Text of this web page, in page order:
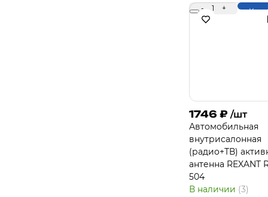
- 1 +
1746 ₽ /шт
Автомобильная
внутрисалонная
(радиo+ТВ)
антеннa REXANT
504
В наличии (3)